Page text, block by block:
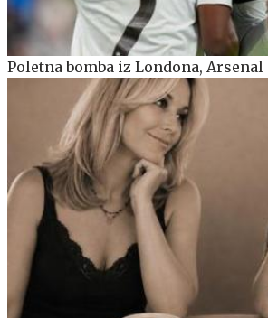
Poletna bomba iz Londona,